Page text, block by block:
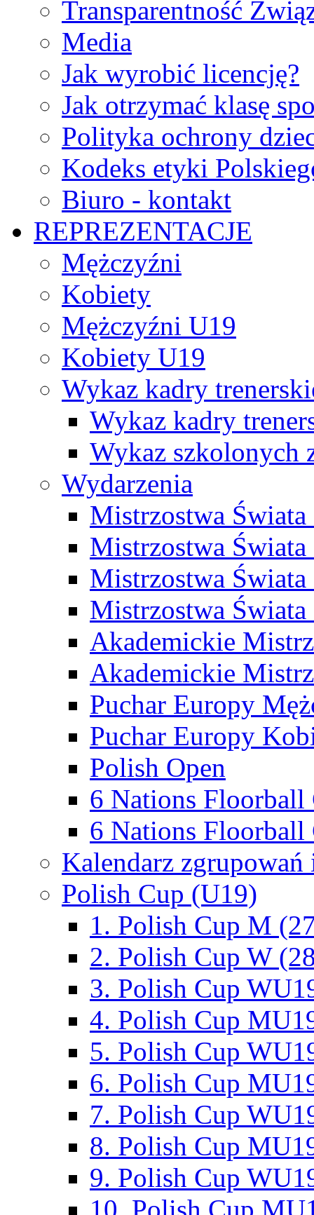
Transparentność
Media
Jak wyrobić licencję?
Jak otrzymać klasę
Polityka ochrony
Kodeks etyki
Biuro - kontakt
REPREZENTACJE
Mężczyźni
Kobiety
Mężczyźni U19
Kobiety U19
Wykaz kadry
Wykaz kadry
Wykaz szkolonych
Wydarzenia
Mistrzostwa
Mistrzostwa
Mistrzostwa
Mistrzostwa
Akademickie
Akademickie
Puchar Europy
Puchar Europy
Polish Open
6 Nations Floorball
6 Nations Floorball
Kalendarz
Polish Cup (U19)
1. Polish Cup M
2. Polish Cup W
3. Polish Cup
4. Polish Cup
5. Polish Cup
6. Polish Cup
7. Polish Cup
8. Polish Cup
9. Polish Cup
10. Polish Cup